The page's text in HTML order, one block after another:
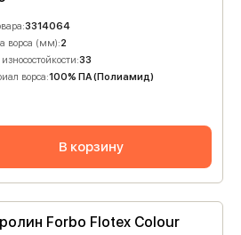
3314064
ворса (мм):2
33
ворса:100% ПА (Полиамид)
В корзину
Forbo Flotex Colour